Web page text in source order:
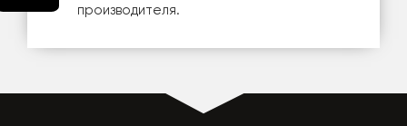
производителя.